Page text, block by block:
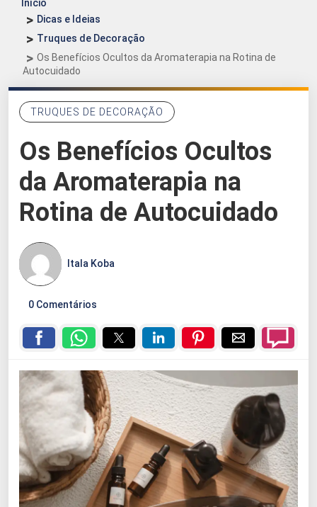
Início
Dicas e Ideias
Truques de Decoração
Os Benefícios Ocultos da Aromaterapia na Rotina de
Autocuidado
TRUQUES DE DECORAÇÃO
Os Benefícios Ocultos
da Aromaterapia na
Rotina de Autocuidado
Itala Koba
0 Comentários